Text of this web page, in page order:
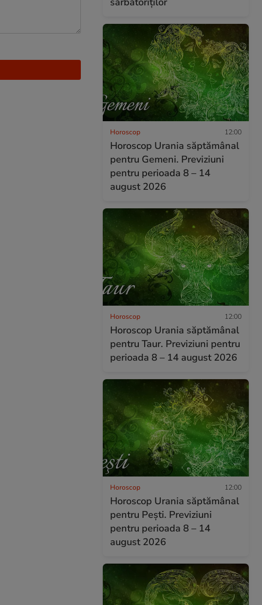
Horoscop 12:00
Horoscop Urania săptămânal
pentru Gemeni. Previziuni
pentru perioada 8 – 14
august 2026
Horoscop 12:00
Horoscop Urania săptămânal
pentru Taur. Previziuni pentru
perioada 8 – 14 august 2026
Horoscop 12:00
Horoscop Urania săptămânal
pentru Pești. Previziuni
pentru perioada 8 – 14
august 2026